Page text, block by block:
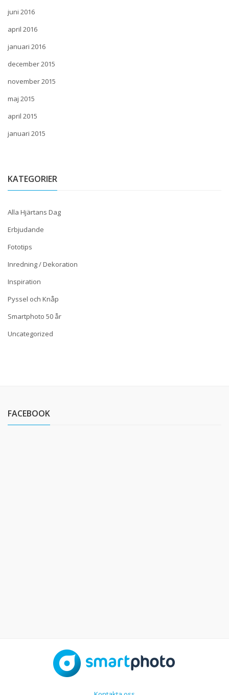
juni 2016
april 2016
januari 2016
december 2015
november 2015
maj 2015
april 2015
januari 2015
KATEGORIER
Alla Hjärtans Dag
Erbjudande
Fototips
Inredning / Dekoration
Inspiration
Pyssel och Knåp
Smartphoto 50 år
Uncategorized
FACEBOOK